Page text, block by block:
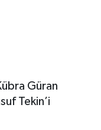
Güran
Tekin’i